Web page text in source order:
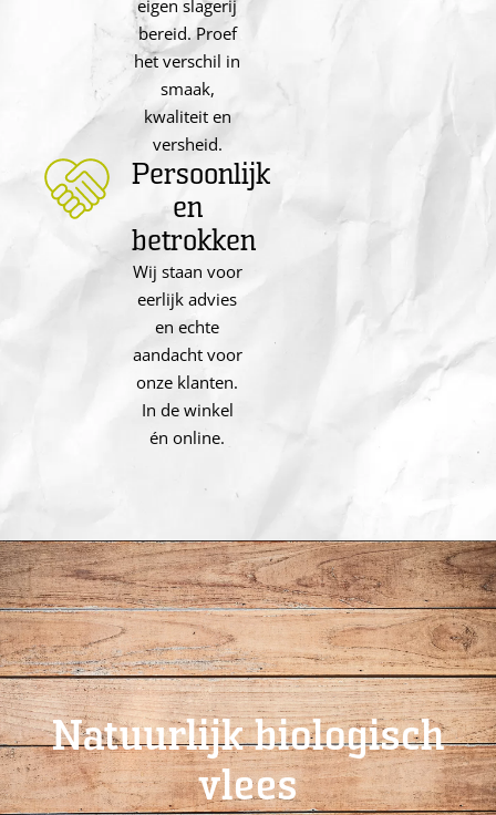
eigen slagerij
bereid. Proef
het verschil in
smaak,
kwaliteit en
versheid.
Persoonlijk
en
betrokken
Wij staan voor
eerlijk advies
en echte
aandacht voor
onze klanten.
In de winkel
én online.
Natuurlijk biologisch
vlees